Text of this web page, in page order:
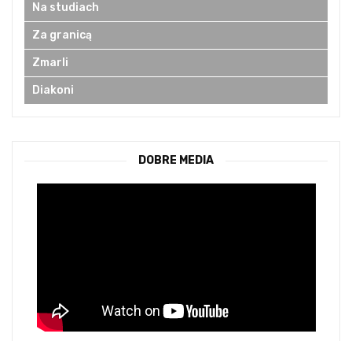
Na studiach
Za granicą
Zmarli
Diakoni
DOBRE MEDIA